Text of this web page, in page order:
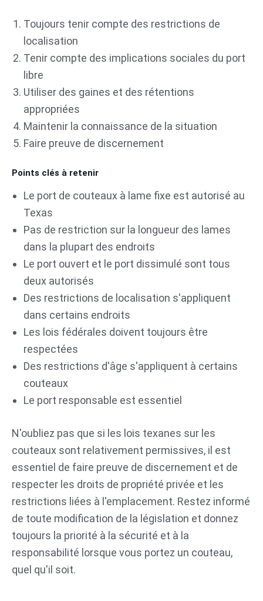
Toujours tenir compte des restrictions de
localisation
Tenir compte des implications sociales du port
libre
Utiliser des gaines et des rétentions
appropriées
Maintenir la connaissance de la situation
Faire preuve de discernement
Points clés à retenir
Le port de couteaux à lame fixe est autorisé au
Texas
Pas de restriction sur la longueur des lames
dans la plupart des endroits
Le port ouvert et le port dissimulé sont tous
deux autorisés
Des restrictions de localisation s'appliquent
dans certains endroits
Les lois fédérales doivent toujours être
respectées
Des restrictions d'âge s'appliquent à certains
couteaux
Le port responsable est essentiel
N'oubliez pas que si les lois texanes sur les
couteaux sont relativement permissives, il est
essentiel de faire preuve de discernement et de
respecter les droits de propriété privée et les
restrictions liées à l'emplacement. Restez informé
de toute modification de la législation et donnez
toujours la priorité à la sécurité et à la
responsabilité lorsque vous portez un couteau,
quel qu'il soit.